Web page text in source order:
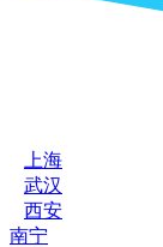
上海
武汉
西安
南宁